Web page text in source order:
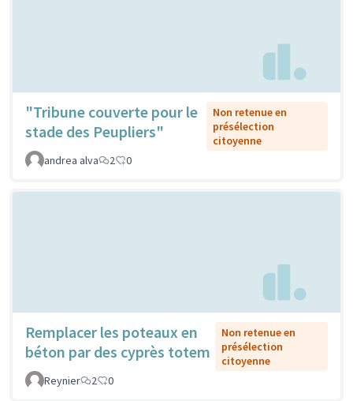
"Tribune couverte pour le
stade des Peupliers"
Non retenue en
présélection
citoyenne
andrea alva
2 0
Remplacer les poteaux en
béton par des cyprès totem
Non retenue en
présélection
citoyenne
Reynier
2 0